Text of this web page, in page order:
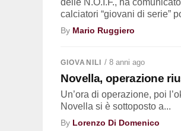
delle N.O.I.F., ha
calciatori “giovani di serie”
By Mario Ruggiero
GIOVANILI / 8 anni ago
Novella, operazione
Un’ora di operazione, poi
Novella si è sottoposto a...
By Lorenzo Di Domenico